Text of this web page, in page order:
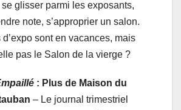
se glisser parmi les exposants,
note, s’approprier un salon.
d’expo sont en vacances, mais
pas le Salon de la vierge ?
: Plus de Maison du
– Le journal trimestriel